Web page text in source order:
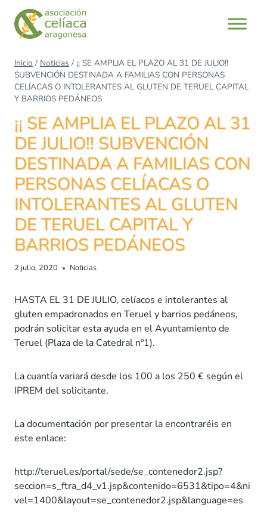
Saltar
contenido
Inicio / Noticias / ¡¡ SE AMPLIA EL PLAZO AL 31 DE JULIO!!
SUBVENCIÓN DESTINADA A FAMILIAS CON PERSONAS
CELÍACAS O INTOLERANTES AL GLUTEN DE TERUEL CAPITAL
Y BARRIOS PEDÁNEOS
¡¡ SE AMPLIA EL PLAZO AL 31
DE JULIO!! SUBVENCIÓN
DESTINADA A FAMILIAS CON
PERSONAS CELÍACAS O
INTOLERANTES AL GLUTEN
DE TERUEL CAPITAL Y
BARRIOS PEDÁNEOS
2 julio, 2020 Noticias
HASTA EL 31 DE JULIO, celíacos e intolerantes al
gluten empadronados en Teruel y barrios pedáneos,
podrán solicitar esta ayuda en el Ayuntamiento de
Teruel (Plaza de la Catedral nº1).
La cuantía variará desde los 100 a los 250 € según el
IPREM del solicitante.
La documentación por presentar la encontraréis en
este enlace:
http://teruel.es/portal/sede/se_contenedor2.jsp?
seccion=s_ftra_d4_v1.jsp&contenido=6531&tipo=4&ni
vel=1400&layout=se_contenedor2.jsp&language=es